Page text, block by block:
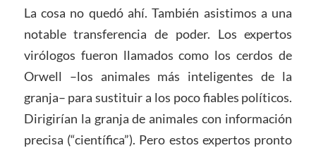
La cosa no quedó ahí. También asistimos a una
notable transferencia de poder. Los expertos
virólogos fueron llamados como los cerdos de
Orwell –los animales más inteligentes de la
granja– para sustituir a los poco fiables políticos.
Dirigirían la granja de animales con información
precisa (“científica”). Pero estos expertos pronto